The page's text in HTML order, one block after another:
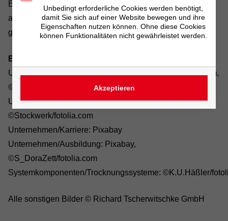
Emailadressen, durch Dritte zur Übersendung von nicht
ausdrücklich angeforderten Informationen, ist nicht
gestattet.
Bildnachweis:
Unternehmen/Soziale Verantwortung: ©tcsaba/fotolia.com,
©Visions_AD/fotolia.com
Unternehmen/Nachhaltigkeit: ©Gina Sanders/fotolia.com,
©Stockwerk/fotolia.com
Unternehmen/Karriere: Pixabay
Unternehmen/Ausbildung: Pixabay,
©S_DoraZett/fotolia.com
Systemkomponenten/Trocknungssysteme: ©K.U.Häßler/
Alle sonstigen Bilder © Richard Tscherwitschke GmbH
Unbedingt erforderliche Cookies werden benötigt,
damit Sie sich auf einer Website bewegen und ihre
Eigenschaften nutzen können. Ohne diese Cookies
können Funktionalitäten nicht gewährleistet werden.
Akzeptieren